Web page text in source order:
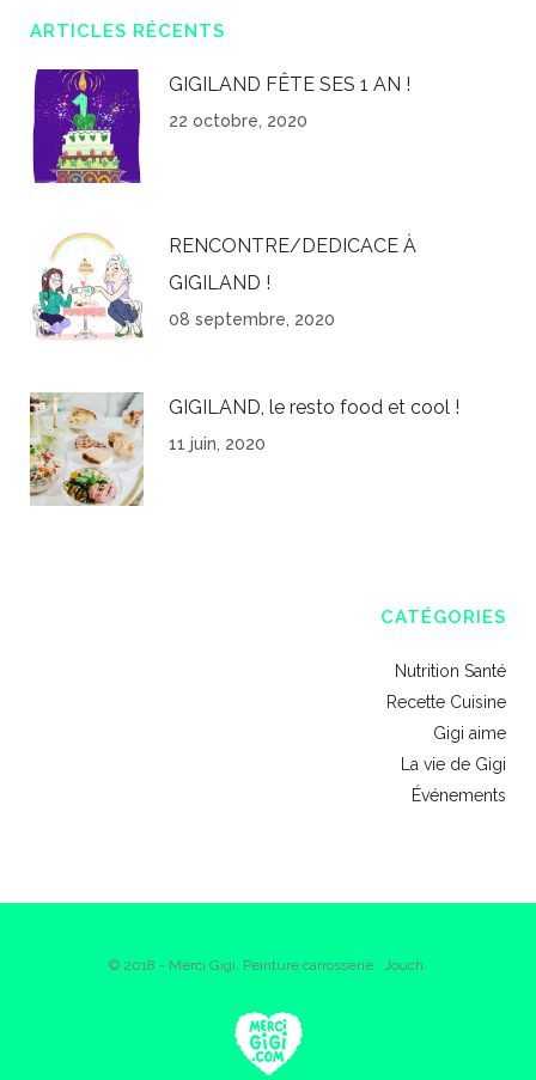
ARTICLES RÉCENTS
GIGILAND FÊTE SES 1 AN !
22 octobre, 2020
RENCONTRE/DEDICACE À
GIGILAND !
08 septembre, 2020
GIGILAND, le resto food et cool !
11 juin, 2020
CATÉGORIES
Nutrition Santé
Recette Cuisine
Gigi aime
La vie de Gigi
Événements
© 2018 - Merci Gigi. Peinture carrosserie : Jouch.